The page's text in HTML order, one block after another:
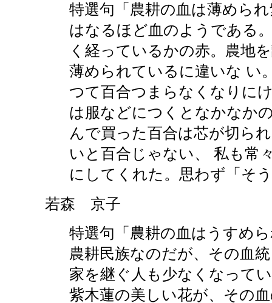
特選句「農耕の血は薄めら
はなるほど血のようである
く経っているかの赤。農地
薄められているに違いな い
つて百合つまらなくなりに
は服などにつくとなかなか
んで買った百合は芯が切ら
いと百合じゃない、 私も常
にしてくれた。思わず「そ
若森 京子
特選句「農耕の血はうすめ
農耕民族なのだが、その血
家を継ぐ人も少なくなって
紫木蓮の美しい花が、その